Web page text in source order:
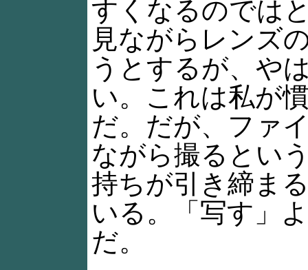
すくなるのでは
見ながらレンズ
うとするが、や
い。これは私が
だ。だが、ファ
ながら撮るとい
持ちが引き締ま
いる。「写す」
だ。